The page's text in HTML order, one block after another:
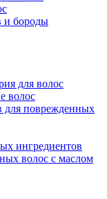
и бороды
для волос
волос
для поврежденных
ингредиентов
волос с маслом